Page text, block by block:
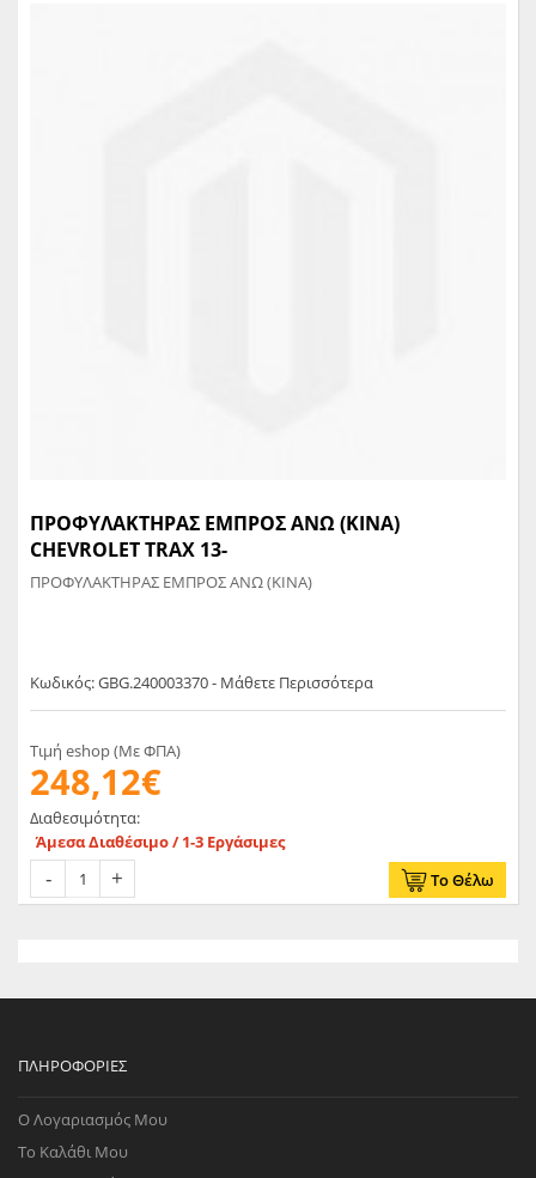
ΠΡΟΦΥΛΑΚΤΗΡΑΣ ΕΜΠΡΟΣ ΑΝΩ (ΚΙΝΑ)
CHEVROLET TRAX 13-
ΠΡΟΦΥΛΑΚΤΗΡΑΣ ΕΜΠΡΟΣ ΑΝΩ (ΚΙΝΑ)
Κωδικός: GBG.240003370 - Μάθετε Περισσότερα
Τιμή eshop (Με ΦΠΑ)
248,12€
Διαθεσιμότητα:
Άμεσα Διαθέσιμο / 1-3 Εργάσιμες
Το Θέλω
ΠΛΗΡΟΦΟΡΊΕΣ
Ο Λογαριασμός Μου
Το Καλάθι Μου